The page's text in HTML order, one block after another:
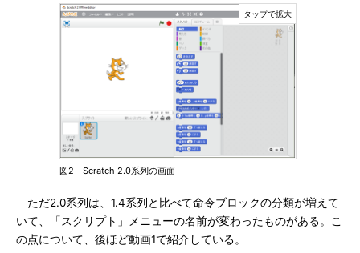
図2 Scratch 2.0系列の画面
ただ2.0系列は、1.4系列と比べて命令ブロックの分類が増えて
いて、「スクリプト」メニューの名前が変わったものがある。こ
の点について、後ほど動画1で紹介している。